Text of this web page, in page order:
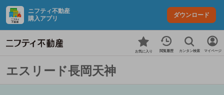
ニフティ不動産
購入アプリ
ダウンロード
お気に入り 閲覧履歴 カンタン検索 マイページ
エスリード長岡天神